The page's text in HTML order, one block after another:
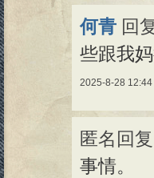
何青 回
些跟我
2025-8-28 12:44
匿名回复
事情。